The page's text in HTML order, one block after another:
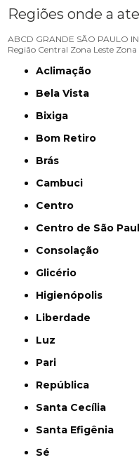
Regiões onde a
ABCD GRANDE SÃO PAULO
Região Central Zona Leste Zona
Aclimação
Bela Vista
Bixiga
Bom Retiro
Brás
Cambuci
Centro
Centro de São
Consolação
Glicério
Higienópolis
Liberdade
Luz
Pari
República
Santa Cecília
Santa Efigênia
Sé